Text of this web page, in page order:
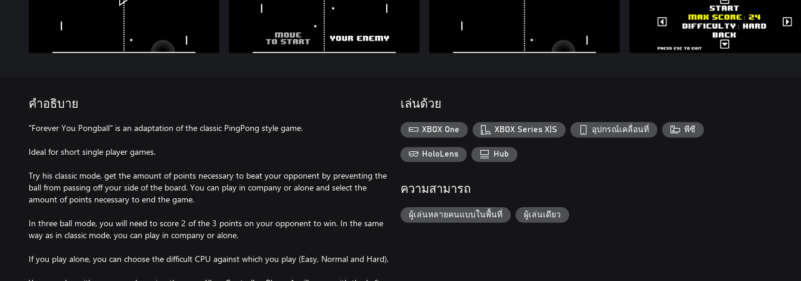
คำอธิบาย
"Forever You Pongball" is an adaptation of the classic PingPong style game.
Ideal for short single player games.
Try his classic mode, get the amount of points necessary to beat your opponent by preventing the
ball from passing off your side of the board. You can play in company or alone and select the
amount of points necessary to end the game.
In three ball mode, you will need to score 2 of the 3 points on your opponent to win. In the same
way as in classic mode, you can play in company or alone.
If you play alone, you can choose the difficult CPU against which you play (Easy, Normal and Hard).
เล่นด้วย
XBOX One XBOX Series X|S อุปกรณ์เคลื่อนที่ พีซี
HoloLens Hub
ความสามารถ
ผู้เล่นหลายคนแบบในพื้นที่ ผู้เล่นเดียว